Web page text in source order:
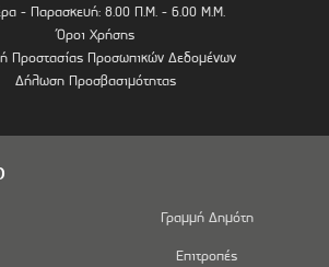
- Παρασκευή: 8.00 Π.Μ. - 6.00 Μ.Μ.
Όροι Χρήσης
Προστασίας Προσωπικών Δεδομένων
Δήλωση Προσβασιμότητας
Γραμμή Δημότη
Επιτροπές